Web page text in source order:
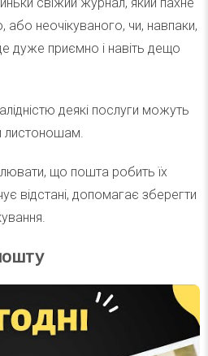
неочікуваного, чи, навпаки,
дуже приємно і навіть дещо
деякі послуги можуть
листоношам.
що пошта робить їх
відстані, допомагає зберегти